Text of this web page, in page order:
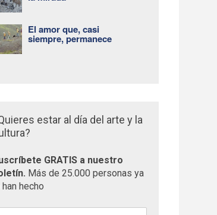
El amor que, casi
siempre, permanece
estar al día del arte y la
GRATIS a nuestro
Más de 25.000 personas ya
han hecho